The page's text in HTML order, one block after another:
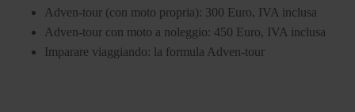
Adven-tour (con moto propria): 300 Euro, IVA inclusa
Adven-tour con moto a noleggio: 450 Euro, IVA inclusa
Imparare viaggiando: la formula Adven-tour